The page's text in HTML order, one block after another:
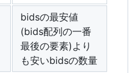
bidsの最安値
(bids配列の一番
最後の要素)より
も安いbidsの数量